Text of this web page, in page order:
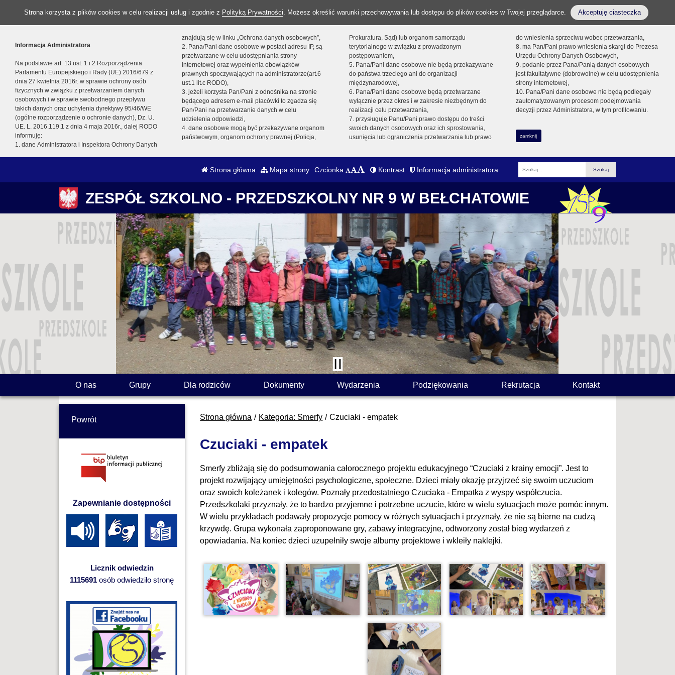
Strona korzysta z plików cookies w celu realizacji usług i zgodnie z Polityką Prywatności. Możesz określić warunki przechowywania lub dostępu do plików cookies w Twojej przeglądarce. Akceptuję ciasteczka
Informacja Administratora
Na podstawie art. 13 ust. 1 i 2 Rozporządzenia
Parlamentu Europejskiego i Rady (UE) 2016/679 z
dnia 27 kwietnia 2016r. w sprawie ochrony osób
fizycznych w związku z przetwarzaniem danych
osobowych i w sprawie swobodnego przepływu
takich danych oraz uchylenia dyrektywy 95/46/WE
(ogólne rozporządzenie o ochronie danych), Dz. U.
UE. L. 2016.119.1 z dnia 4 maja 2016r., dalej RODO
informuję:
1. dane Administratora i Inspektora Ochrony Danych
znajdują się w linku „Ochrona danych osobowych”,
2. Pana/Pani dane osobowe w postaci adresu IP, są
przetwarzane w celu udostępniania strony
internetowej oraz wypełnienia obowiązków
prawnych spoczywających na administratorze(art.6
ust.1 lit.c RODO),
3. jeżeli korzysta Pan/Pani z odnośnika na stronie
będącego adresem e-mail placówki to zgadza się
Pan/Pani na przetwarzanie danych w celu
udzielenia odpowiedzi,
4. dane osobowe mogą być przekazywane organom
państwowym, organom ochrony prawnej (Policja,
Prokuratura, Sąd) lub organom samorządu
terytorialnego w związku z prowadzonym
postępowaniem,
5. Pana/Pani dane osobowe nie będą przekazywane
do państwa trzeciego ani do organizacji
międzynarodowej,
6. Pana/Pani dane osobowe będą przetwarzane
wyłącznie przez okres i w zakresie niezbędnym do
realizacji celu przetwarzania,
7. przysługuje Panu/Pani prawo dostępu do treści
swoich danych osobowych oraz ich sprostowania,
usunięcia lub ograniczenia przetwarzania lub prawo
do wniesienia sprzeciwu wobec przetwarzania,
8. ma Pan/Pani prawo wniesienia skargi do Prezesa
Urzędu Ochrony Danych Osobowych,
9. podanie przez Pana/Panią danych osobowych
jest fakultatywne (dobrowolne) w celu udostępnienia
strony internetowej,
10. Pana/Pani dane osobowe nie będą podlegały
zautomatyzowanym procesom podejmowania
decyzji przez Administratora, w tym profilowaniu.
zamknij
Strona główna Mapa strony Czcionka Kontrast Informacja administratora
Fraza
ZESPÓŁ SZKOLNO - PRZEDSZKOLNY NR 9 W BEŁCHATOWIE
O nas Grupy Dla rodziców Dokumenty Wydarzenia Podziękowania Rekrutacja Kontakt
Strona główna Kategoria: Smerfy Czuciaki - empatek
Czuciaki - empatek
Smerfy zbliżają się do podsumowania całorocznego projektu edukacyjnego “Czuciaki z krainy emocji”. Jest to
projekt rozwijający umiejętności psychologiczne, społeczne. Dzieci miały okazję przyjrzeć się swoim uczuciom
oraz swoich koleżanek i kolegów. Poznały przedostatniego Czuciaka - Empatka z wyspy współczucia.
Przedszkolaki przyznały, że to bardzo przyjemne i potrzebne uczucie, które w wielu sytuacjach może pomóc innym.
W wielu przykładach podawały propozycje pomocy w różnych sytuacjach i przyznały, że nie są bierne na cudzą
krzywdę. Grupa wykonała zaproponowane gry, zabawy integracyjne, odtworzony został bieg wydarzeń z
opowiadania. Na koniec dzieci uzupełniły swoje albumy projektowe i wkleiły naklejki.
Powrót
Zapewnianie dostępności
Licznik odwiedzin
1115691 osób odwiedziło stronę